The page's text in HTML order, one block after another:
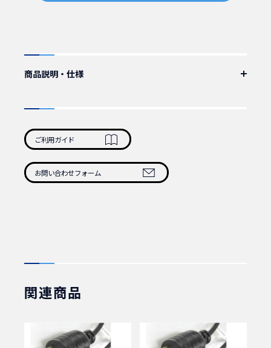
商品説明・仕様
累計販売数15万本突破。
ケーブル：VCTF 3C×1.25mmSQ 1m
カラー：黒
定格：250V12A
重量：135g/本
ご利用ガイド
お問い合わせフォーム
関連商品